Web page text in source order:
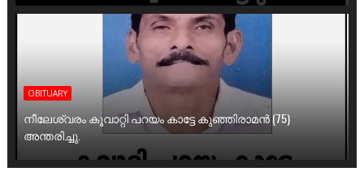
OBITUARY
നീലേശ്വരം കൂവാറ്റി പറയം കാട്ടേ കുഞ്ഞിരാമൻ (75)
അന്തരിച്ചു.